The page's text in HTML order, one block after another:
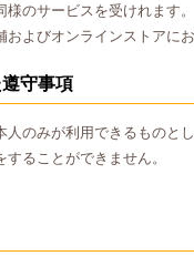
のサービスを受けれます。
よびオンラインストアに
守事項
のみが利用できるものと
ることができません。